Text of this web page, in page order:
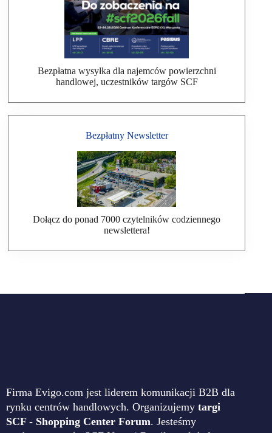
Bezpłatna wysyłka dla najemców powierzchni
handlowej, uczestników targów SCF
Bezpłatny Newsletter
Dołącz do ponad 7000 czytelników codziennego
newslettera!
Firma Evigo.com jest liderem komunikacji B2B dla
rynku centrów handlowych. Organizujemy targi
SCF - Shopping Center Forum. Jesteśmy